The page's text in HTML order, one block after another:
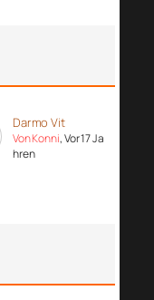
Darmo Vit
Von Konni, Vor 17 Ja
hren